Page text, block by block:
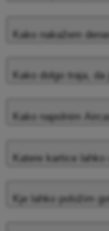
Kako nakažem
Kako dolgo traja,
Kako napolnim
Katere kartice lahko
Kje lahko položim